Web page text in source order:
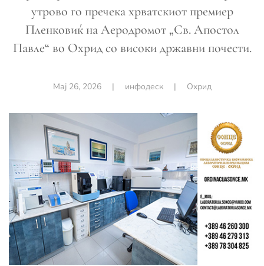
утрово го пречека хрватскиот премиер
Пленковиќ на Аеродромот „Св. Апостол
Павле“ во Охрид со високи државни почести.
Мај 26, 2026| инфодеск| Охрид